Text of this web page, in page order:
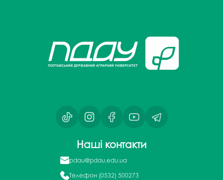
Наші контакти
pdau@pdau.edu.ua
Телефон (0532) 500273